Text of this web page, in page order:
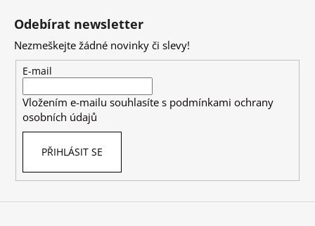
Odebírat newsletter
Nezmeškejte žádné novinky či slevy!
E-mail
Vložením e-mailu souhlasíte s podmínkami ochrany
osobních údajů
PŘIHLÁSIT SE